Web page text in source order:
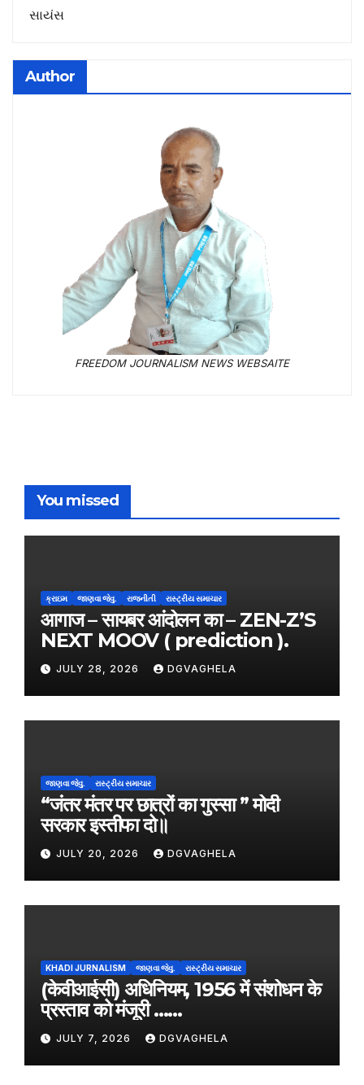
સાયંસ
Author
FREEDOM JOURNALISM NEWS WEBSAITE
You missed
ક્રાઇમ જાણવા જેવુ. રાજનીતી રાસ્ટ્રીય સમાચાર
आगाज – सायबर आंदोलन का – ZEN-Z’S
NEXT MOOV ( prediction ).
JULY 28, 2026 DGVAGHELA
જાણવા જેવુ. રાસ્ટ્રીય સમાચાર
“जंतर मंतर पर छात्रों का गुस्सा ” मोदी
सरकार इस्तीफा दो॥
JULY 20, 2026 DGVAGHELA
KHADI JURNALISM જાણવા જેવુ. રાસ્ટ્રીય સમાચાર
(केवीआईसी) अधिनियम, 1956 में संशोधन के
प्रस्ताव को मंजूरी ……
JULY 7, 2026 DGVAGHELA